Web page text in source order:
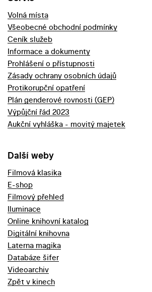
Volná místa
Všeobecné obchodní podmínky
Ceník služeb
Informace a dokumenty
Prohlášení o přístupnosti
Zásady ochrany osobních údajů
Protikorupční opatření
Plán genderové rovnosti (GEP)
Výpůjční řád 2023
Aukční vyhláška - movitý majetek
Další weby
Filmová klasika
E-shop
Filmový přehled
Iluminace
Online knihovní katalog
Digitální knihovna
Laterna magika
Databáze šifer
Videoarchiv
Zpět v kinech